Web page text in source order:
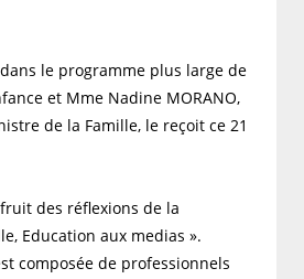
le programme plus large de
et Mme Nadine MORANO,
de la Famille, le reçoit ce 21
des réflexions de la
Education aux medias ».
composée de professionnels